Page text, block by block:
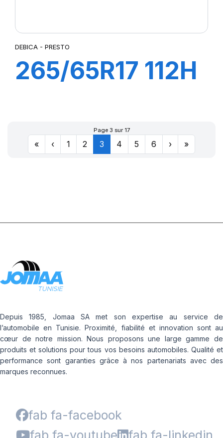
DEBICA - PRESTO
265/65R17 112H
Page 3 sur 17
« ‹ 1 2 3 4 5 6 › »
Depuis 1985, Jomaa SA met son expertise au service de
l’automobile en Tunisie. Proximité, fiabilité et innovation sont au
cœur de notre mission. Nous proposons une large gamme de
produits et solutions pour tous vos besoins automobiles. Qualité et
performance sont garanties grâce à nos partenariats avec des
marques reconnues.
fab fa-facebook
fab fa-youtube
fab fa-linkedin